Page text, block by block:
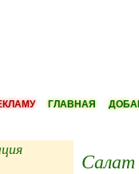
ГЛАВНАЯ
Салат